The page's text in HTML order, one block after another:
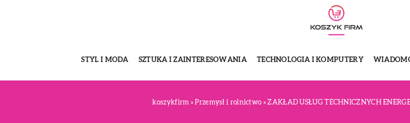
STYL I MODA SZTUKA I ZAINTERESOWANIA TECHNOLOGIA I KOMPUTERY
koszykfirm »Przemysł i rolnictwo »ZAKŁAD USŁUG TECHNICZNYCH